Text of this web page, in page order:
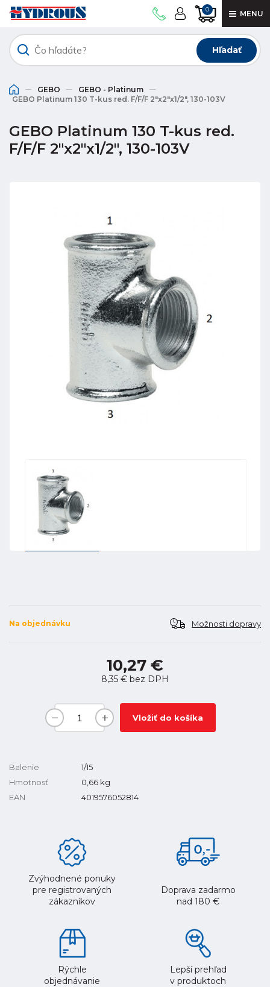
0 MENU
Hľadať
GEBO
GEBO - Platinum
GEBO Platinum 130 T-kus red. F/F/F 2"x2"x1/2", 130-103V
GEBO Platinum 130 T-kus red.
F/F/F 2"x2"x1/2", 130-103V
Na objednávku Možnosti dopravy
10,27 €
8,35 € bez DPH
Vložiť do košíka
Balenie
1/15
Hmotnosť
0,66 kg
EAN
4019576052814
Zvýhodnené ponuky
pre registrovaných
zákazníkov
Doprava zadarmo
nad 180 €
Rýchle
objednávanie
Lepší prehľad
v produktoch